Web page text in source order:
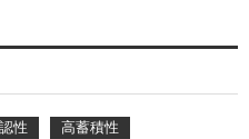
性
高蓄積性